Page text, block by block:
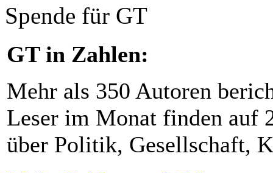
Spende für GT
GT in Zahlen:
Mehr als 350 Autoren
Leser im Monat finden auf
über Politik, Gesellschaft,